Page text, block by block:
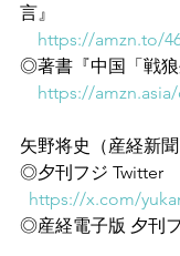
言』
https://amzn.to/
◎著書『中国「戦狼
https://
矢野将史（産経新聞
◎夕刊フジ Twitter
https://x.com/
◎産経電子版 夕刊